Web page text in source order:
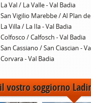
La Val / La Valle - Val Badia
San Vigilio Marebbe / Al Plan
La Villa / La Ila - Val Badia
Colfosco / Calfosch - Val Badia
San Cassiano / San Ciascian -
Corvara - Val Badia
vostro soggiorno